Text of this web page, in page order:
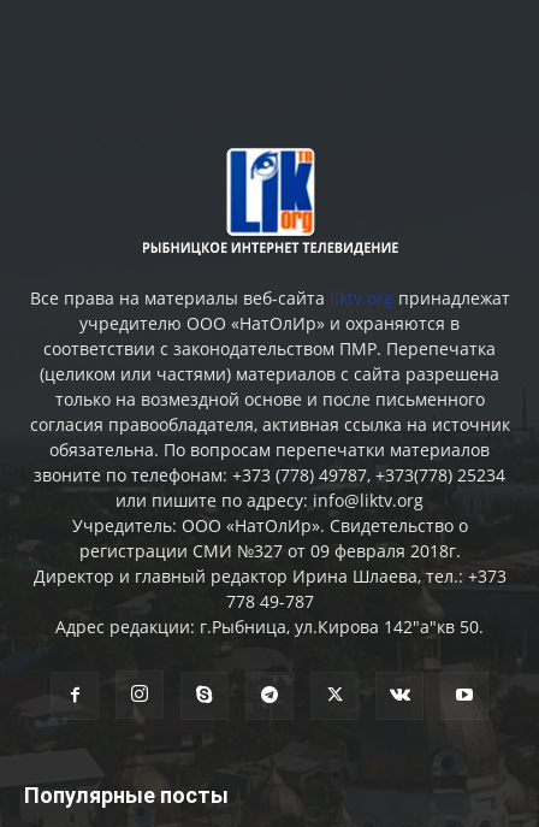
Все права на материалы веб-сайта liktv.org принадлежат
учредителю ООО «НатОлИр» и охраняются в
соответствии с законодательством ПМР. Перепечатка
(целиком или частями) материалов c сайта разрешена
только на возмездной основе и после письменного
согласия правообладателя, активная ссылка на источник
обязательна. По вопросам перепечатки материалов
звоните по телефонам: +373 (778) 49787, +373(778) 25234
или пишите по адресу: info@liktv.org
Учредитель: ООО «НатОлИр». Свидетельство о
регистрации СМИ №327 от 09 февраля 2018г.
Директор и главный редактор Ирина Шлаева, тел.: +373
778 49-787
Адрес редакции: г.Рыбница, ул.Кирова 142"а"кв 50.
Популярные посты